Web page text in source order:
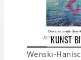
KUNST
Wenski-